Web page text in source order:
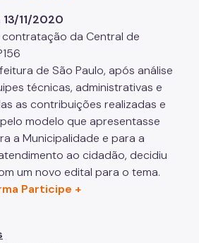
11/2020
contratação da Central de
de São Paulo, após análise
técnicas, administrativas e
as contribuições realizadas e
modelo que apresentasse
a Municipalidade e para a
ao cidadão, decidiu
um novo edital para o tema.
Participe +